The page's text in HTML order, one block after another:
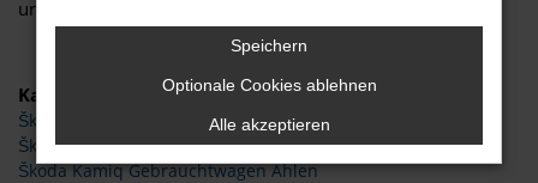
und Antwort.
Kategorie
Škoda Kamiq Tageszulassung Ahlen
Škoda Kamiq Ahlen
Škoda Kamiq Gebrauchtwagen Ahlen
Speichern
Optionale Cookies ablehnen
Alle akzeptieren